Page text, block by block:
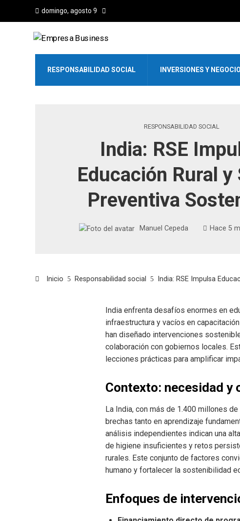
domingo, agosto 9
RESPONSABILIDAD SOCIAL INVERSIONES Y
RESPONSABILIDAD SOCIAL
India: RSE
Educación Rural y
Preventiva
Manuel Cepeda Hace 5
Inicio Responsabilidad social India: RSE Impulsa
India enfrenta desafíos enormes en
infraestructura y vacíos en
han diseñado intervenciones
colaboración con gobiernos locales.
lecciones prácticas para amplificar
Contexto: necesidad y
La India, con más de 1.400 millones
brechas tanto en aprendizaje
análisis independientes indican una
de higiene insuficientes y retos
rurales. Este conjunto de factores
humano y fortalecer la sostenibilidad
Enfoques de